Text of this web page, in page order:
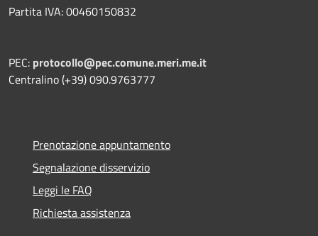
Partita IVA: 00460150832
PEC: protocollo@pec.comune.meri.me.it
Centralino (+39) 090.9763777
Prenotazione appuntamento
Segnalazione disservizio
Leggi le FAQ
Richiesta assistenza